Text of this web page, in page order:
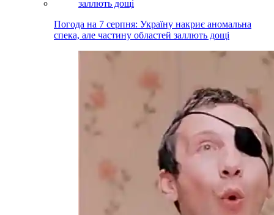
Погода на 7 серпня: Україну накриє аномальна
спека, але частину областей заллють дощі